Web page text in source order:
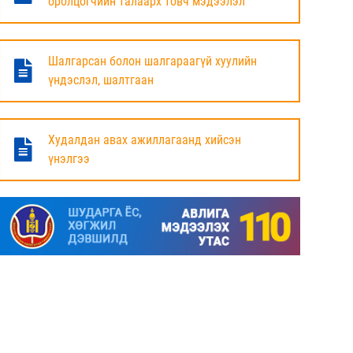
ХҮЛЭЭЛЦЭЖ БАЙНА
6 сар
МАЛ ТООЛЛОГЫН НЭГДСЭН ДҮНГ
ТАНИЛЦУУЛЛАА.
6 сар
НИЙСЛЭЛИЙН ИРГЭДИЙН
ТӨЛӨӨЛӨГЧДИЙН ХУРЛЫН ДАРГА, ЗАСАГ
ДАРГА НАРТАЙ ЦАХИМ УУЛЗАЛТ ХИЙЖ
БАЙНА
Шалгарсан болон шалгараагүй хуулийн
үндэслэл, шалтгаан
Худалдан авах ажиллагаанд хийсэн
үнэлгээ